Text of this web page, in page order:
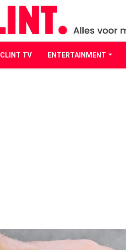
CLINT TV ENTERTAINMENT